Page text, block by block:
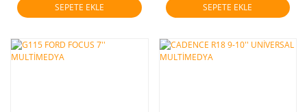
SEPETE EKLE SEPETE EKLE